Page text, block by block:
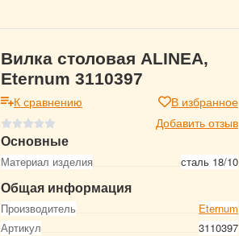
Вилка столовая ALINEA,
Eternum 3110397
К сравнению
В избранное
Добавить отзыв
Основные
Материал изделия сталь 18/10
Общая информация
Производитель
Eternum
Артикул
3110397